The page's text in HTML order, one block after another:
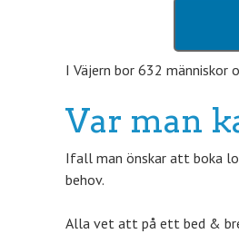
I Väjern bor 632
Var man
Ifall man önskar att boka
behov.
Alla vet att på ett bed &